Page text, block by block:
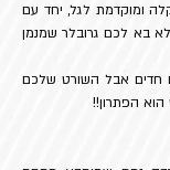
ומוקדמת לגל, יחד עם
בא לכם גרובלר שמנמן
חדים אבל השורט שלכם
הפתרון!!